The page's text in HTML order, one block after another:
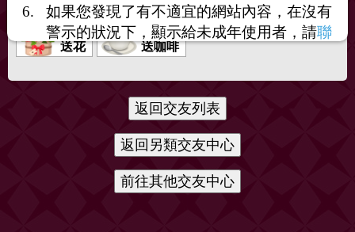
打賞
送花 送咖啡
如果您發現了有不適宜的網站內容，在沒有
警示的狀況下，顯示給未成年使用者，請聯
絡我們，謝謝您的合作。